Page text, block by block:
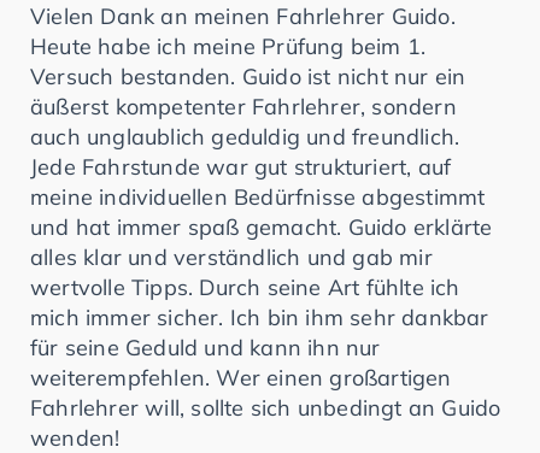
Vielen Dank an meinen Fahrlehrer Guido.
Heute habe ich meine Prüfung beim 1.
Versuch bestanden. Guido ist nicht nur ein
äußerst kompetenter Fahrlehrer, sondern
auch unglaublich geduldig und freundlich.
Jede Fahrstunde war gut strukturiert, auf
meine individuellen Bedürfnisse abgestimmt
und hat immer spaß gemacht. Guido erklärte
alles klar und verständlich und gab mir
wertvolle Tipps. Durch seine Art fühlte ich
mich immer sicher. Ich bin ihm sehr dankbar
für seine Geduld und kann ihn nur
weiterempfehlen. Wer einen großartigen
Fahrlehrer will, sollte sich unbedingt an Guido
wenden!